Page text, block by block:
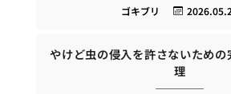
ゴキブリ
やけど虫の侵入を許さないため
理